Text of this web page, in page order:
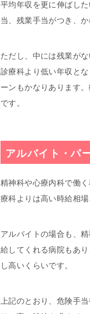
平均年収を更に伸ばし
当、残業手当がつき、
ただし、中には残業が
診療科より低い年収と
ーンもかなりあります
です。
アルバイト・パ
精神科や心療内科で働
療科よりは高い時給相
アルバイトの場合も、
給してくれる病院もあ
し高いくらいです。
上記のとおり、危険手